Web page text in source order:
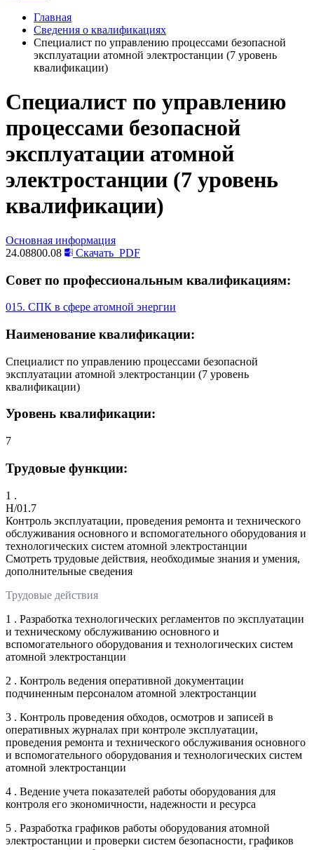
Главная
Сведения о квалификациях
Специалист по управлению процессами безопасной
эксплуатации атомной электростанции (7 уровень
квалификации)
Специалист по управлению
процессами безопасной
эксплуатации атомной
электростанции (7 уровень
квалификации)
Основная информация
24.08800.08
Скачать PDF
Совет по профессиональным квалификациям:
015. СПК в сфере атомной энергии
Наименование квалификации:
Специалист по управлению процессами безопасной
эксплуатации атомной электростанции (7 уровень
квалификации)
Уровень квалификации:
7
Трудовые функции:
1 .
H/01.7
Контроль эксплуатации, проведения ремонта и технического
обслуживания основного и вспомогательного оборудования и
технологических систем атомной электростанции
Смотреть трудовые действия, необходимые знания и умения,
дополнительные сведения
Трудовые действия
1 . Разработка технологических регламентов по эксплуатации
и техническому обслуживанию основного и
вспомогательного оборудования и технологических систем
атомной электростанции
2 . Контроль ведения оперативной документации
подчиненным персоналом атомной электростанции
3 . Контроль проведения обходов, осмотров и записей в
оперативных журналах при контроле эксплуатации,
проведения ремонта и технического обслуживания основного
и вспомогательного оборудования и технологических систем
атомной электростанции
4 . Ведение учета показателей работы оборудования для
контроля его экономичности, надежности и ресурса
5 . Разработка графиков работы оборудования атомной
электростанции и проверки систем безопасности, графиков